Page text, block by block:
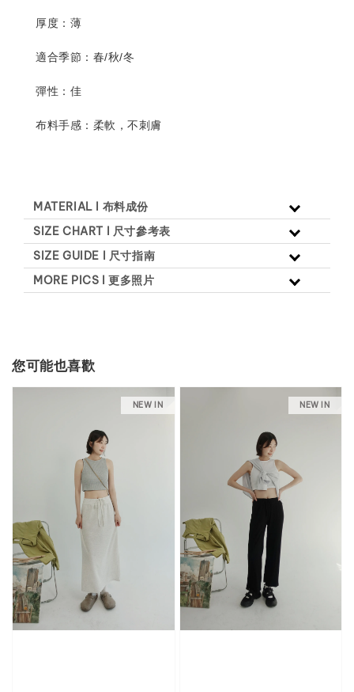
厚度： 薄
適合季節：春/秋/冬
彈性：佳
布料手感：柔軟，不刺膚
MATERIAL l 布料成份
SIZE CHART l 尺寸參考表
SIZE GUIDE l 尺寸指南
MORE PICS l 更多照片
您可能也喜歡
NEW IN NEW IN